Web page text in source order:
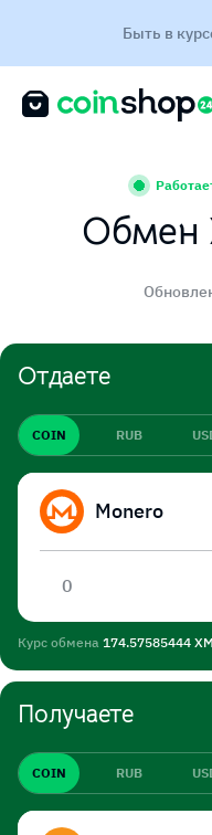
Быть в
Обмен
Отдаете
COIN RUB
Monero
Курс обмена 174.57585444
Получаете
COIN RUB